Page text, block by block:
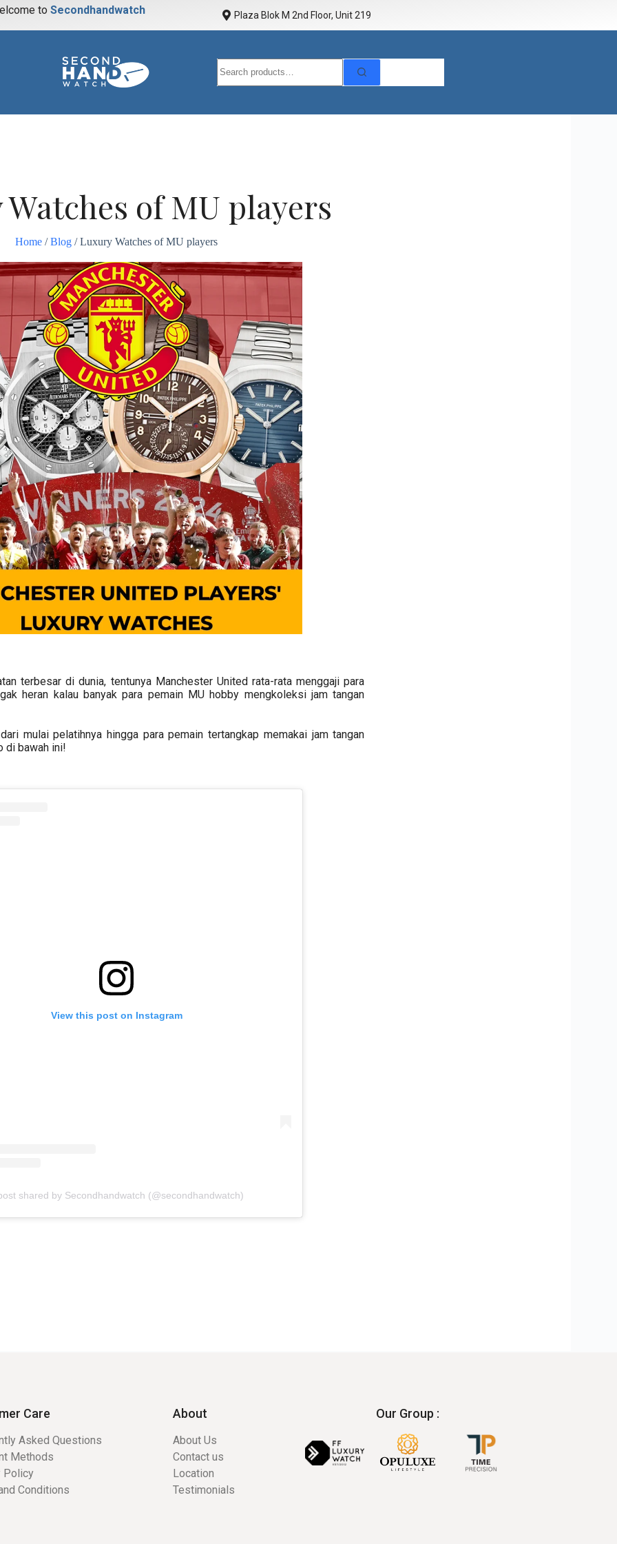
to Secondhandwatch Plaza Blok M 2nd Floor, Unit 219
of MU players
Home /Blog / Luxury Watches of MU players
terbesar di dunia, tentunya Manchester United rata-rata menggaji para
heran kalau banyak para pemain MU hobby mengkoleksi jam tangan
mulai pelatihnya hingga para pemain tertangkap memakai jam tangan
di bawah ini!
View this post on Instagram
shared by Secondhandwatch (@secondhandwatch)
Care
Asked Questions
Methods
Policy
Conditions
About
About Us
Contact us
Location
Testimonials
Our Group :